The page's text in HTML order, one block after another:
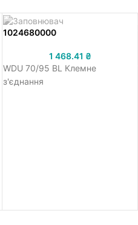
1024680000
1 468.41 ₴
WDU 70/95 BL Клемне
з'єднання